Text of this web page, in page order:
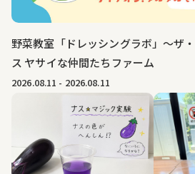
野菜教室「ドレッシングラボ」～ザ
ス ヤサイな仲間たちファーム
2026.08.11 - 2026.08.11